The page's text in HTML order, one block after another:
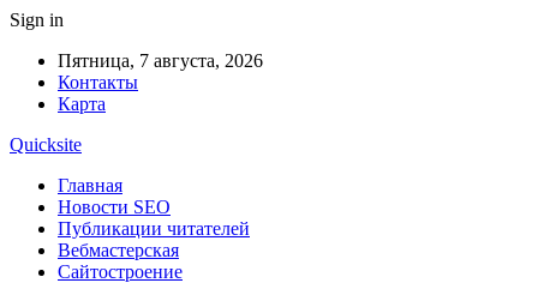
Sign in
Пятница, 7 августа, 2026
Контакты
Карта
Quicksite
Главная
Новости SEO
Публикации читателей
Вебмастерская
Сайтостроение